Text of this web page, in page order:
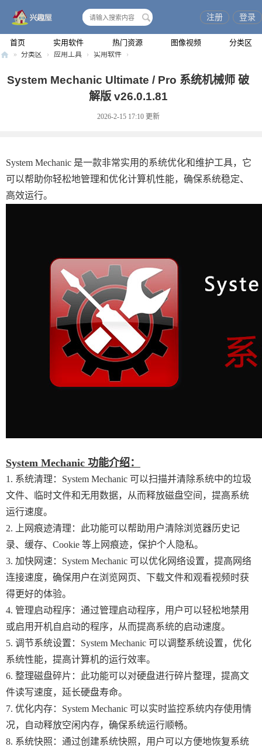
首页 实用软件 热门资源 图像视频 分类区
注册 登录
» 分类区 › 应用工具 › 实用软件 ›
System Mechanic Ultimate / Pro 系统机械师 破
解版 v26.0.1.81
2026-2-15 17:10 更新
System Mechanic 是一款非常实用的系统优化和维护工具，它
可以帮助你轻松地管理和优化计算机性能，确保系统稳定、
高效运行。
System Mechanic 功能介绍：
1. 系统清理：System Mechanic 可以扫描并清除系统中的垃圾
文件、临时文件和无用数据，从而释放磁盘空间，提高系统
运行速度。
2. 上网痕迹清理：此功能可以帮助用户清除浏览器历史记
录、缓存、Cookie 等上网痕迹，保护个人隐私。
3. 加快网速：System Mechanic 可以优化网络设置，提高网络
连接速度，确保用户在浏览网页、下载文件和观看视频时获
得更好的体验。
4. 管理启动程序：通过管理启动程序，用户可以轻松地禁用
或启用开机自启动的程序，从而提高系统的启动速度。
5. 调节系统设置：System Mechanic 可以调整系统设置，优化
系统性能，提高计算机的运行效率。
6. 整理磁盘碎片：此功能可以对硬盘进行碎片整理，提高文
件读写速度，延长硬盘寿命。
7. 优化内存：System Mechanic 可以实时监控系统内存使用情
况，自动释放空闲内存，确保系统运行顺畅。
8. 系统快照：通过创建系统快照，用户可以方便地恢复系统